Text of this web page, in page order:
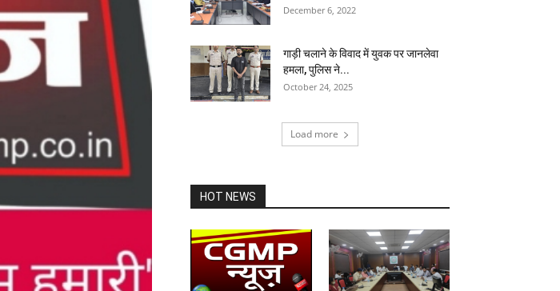
December 6, 2022
गाड़ी चलाने के विवाद में युवक पर जानलेवा
हमला, पुलिस ने...
October 24, 2025
Load more
HOT NEWS